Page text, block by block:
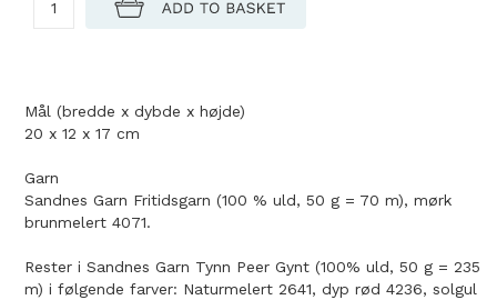
Mål (bredde x dybde x højde)
20 x 12 x 17 cm
Garn
Sandnes Garn Fritidsgarn (100 % uld, 50 g = 70 m), mørk
brunmelert 4071.
Rester i Sandnes Garn Tynn Peer Gynt (100% uld, 50 g = 235
m) i følgende farver: Naturmelert 2641, dyp rød 4236, solgul